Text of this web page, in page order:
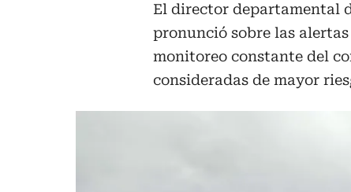
El director departamental
pronunció sobre las
monitoreo constante del
consideradas de mayor